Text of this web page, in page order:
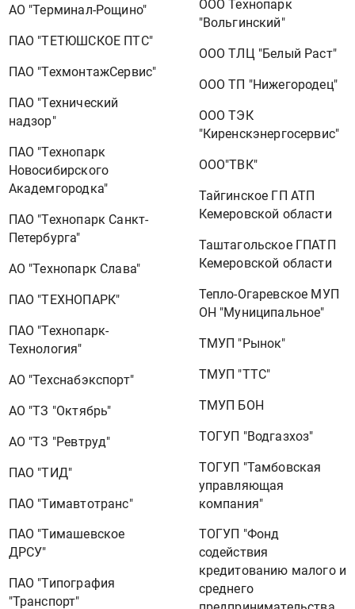
АО "Терминал-Рощино"
ПАО "ТЕТЮШСКОЕ ПТС"
ПАО "ТехмонтажСервис"
ПАО "Технический
надзор"
ПАО "Технопарк
Новосибирского
Академгородка"
ПАО "Технопарк Санкт-
Петербурга"
АО "Технопарк Слава"
ПАО "ТЕХНОПАРК"
ПАО "Технопарк-
Технология"
АО "Техснабэкспорт"
АО "ТЗ "Октябрь"
АО "ТЗ "Ревтруд"
ПАО "ТИД"
ПАО "Тимавтотранс"
ПАО "Тимашевское
ДРСУ"
ПАО "Типография
"Транспорт"
ООО Технопарк
"Вольгинский"
ООО ТЛЦ "Белый Раст"
ООО ТП "Нижегородец"
ООО ТЭК
"Киренскэнергосервис"
ООО"ТВК"
Тайгинское ГП АТП
Кемеровской области
Таштагольское ГПАТП
Кемеровской области
Тепло-Огаревское МУП
ОН "Муниципальное"
ТМУП "Рынок"
ТМУП "ТТС"
ТМУП БОН
ТОГУП "Водгазхоз"
ТОГУП "Тамбовская
управляющая
компания"
ТОГУП "Фонд
содействия
кредитованию малого и
среднего